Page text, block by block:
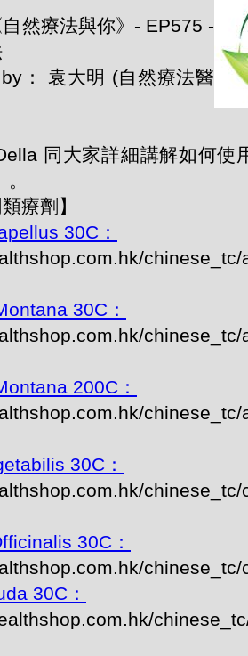
然療法與你》- EP575 -
： 袁大明 (自然療法醫
同大家詳細講解如何使
療劑】
30C：
30C：
200C：
30C：
30C：
30C：